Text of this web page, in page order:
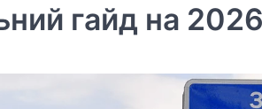
гайд на 2026